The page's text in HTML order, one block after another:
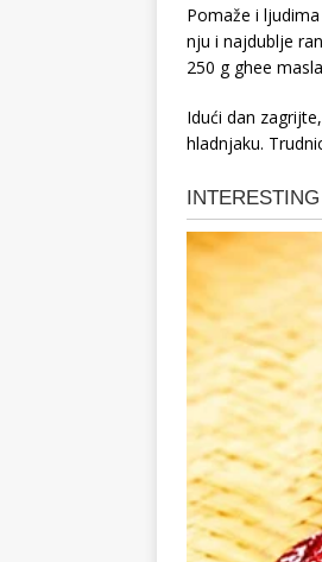
Pomaže i
nju i najdublje
250 g ghee
Idući dan
hladnjaku.